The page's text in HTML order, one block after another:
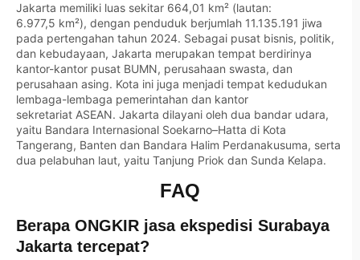
Jakarta memiliki luas sekitar 664,01 km² (lautan:
6.977,5 km²), dengan penduduk berjumlah 11.135.191 jiwa
pada pertengahan tahun 2024. Sebagai pusat bisnis, politik,
dan kebudayaan, Jakarta merupakan tempat berdirinya
kantor-kantor pusat BUMN, perusahaan swasta, dan
perusahaan asing. Kota ini juga menjadi tempat kedudukan
lembaga-lembaga pemerintahan dan kantor
sekretariat ASEAN. Jakarta dilayani oleh dua bandar udara,
yaitu Bandara Internasional Soekarno–Hatta di Kota
Tangerang, Banten dan Bandara Halim Perdanakusuma, serta
dua pelabuhan laut, yaitu Tanjung Priok dan Sunda Kelapa.
FAQ
Berapa ONGKIR jasa ekspedisi Surabaya
Jakarta tercepat?